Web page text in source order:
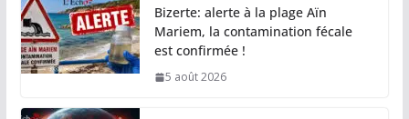
Bizerte: alerte à la plage Aïn
Mariem, la contamination fécale
est confirmée !
5 août 2026